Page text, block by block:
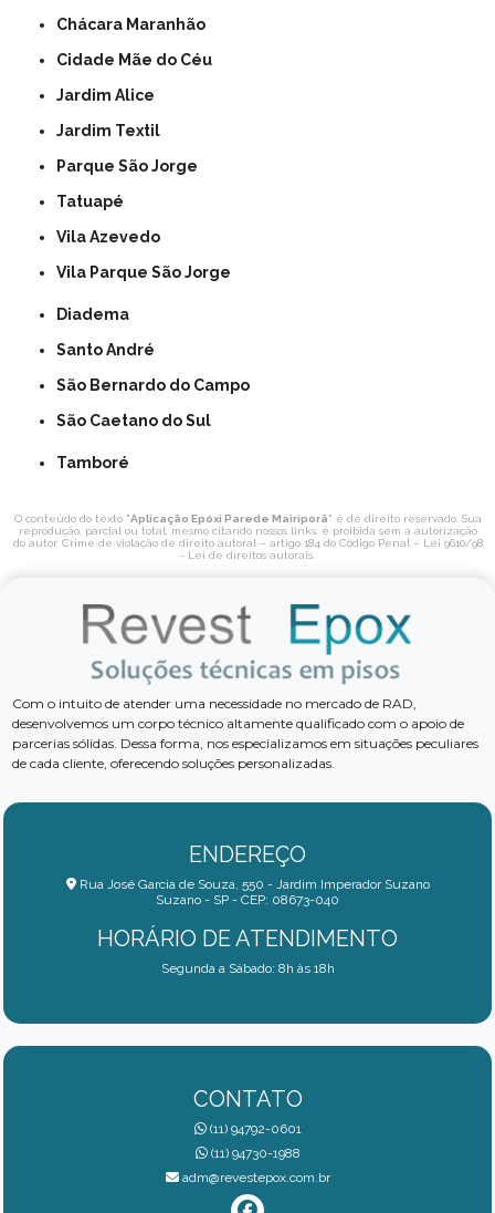
Chácara Maranhão
Cidade Mãe do Céu
Jardim Alice
Jardim Textil
Parque São Jorge
Tatuapé
Vila Azevedo
Vila Parque São Jorge
Diadema
Santo André
São Bernardo do Campo
São Caetano do Sul
Tamboré
O conteúdo do texto "Aplicação Epóxi Parede Mairiporã" é de direito reservado. Sua
reprodução, parcial ou total, mesmo citando nossos links, é proibida sem a autorização
do autor. Crime de violação de direito autoral – artigo 184 do Código Penal – Lei 9610/98
- Lei de direitos autorais.
Com o intuito de atender uma necessidade no mercado de RAD,
desenvolvemos um corpo técnico altamente qualificado com o apoio de
parcerias sólidas. Dessa forma, nos especializamos em situações peculiares
de cada cliente, oferecendo soluções personalizadas.
ENDEREÇO
Rua José Garcia de Souza, 550 - Jardim Imperador Suzano
Suzano - SP - CEP: 08673-040
HORÁRIO DE ATENDIMENTO
Segunda a Sábado: 8h às 18h
CONTATO
(11) 94792-0601
(11) 94730-1988
adm@revestepox.com.br